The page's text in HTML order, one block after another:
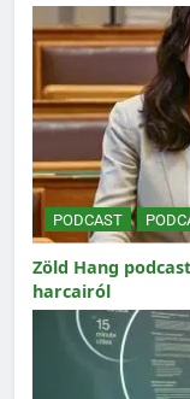
PODCAST
Zöld Hang
harcairól